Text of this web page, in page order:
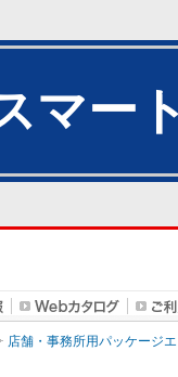
マー
店舗・事務所用パッケージ